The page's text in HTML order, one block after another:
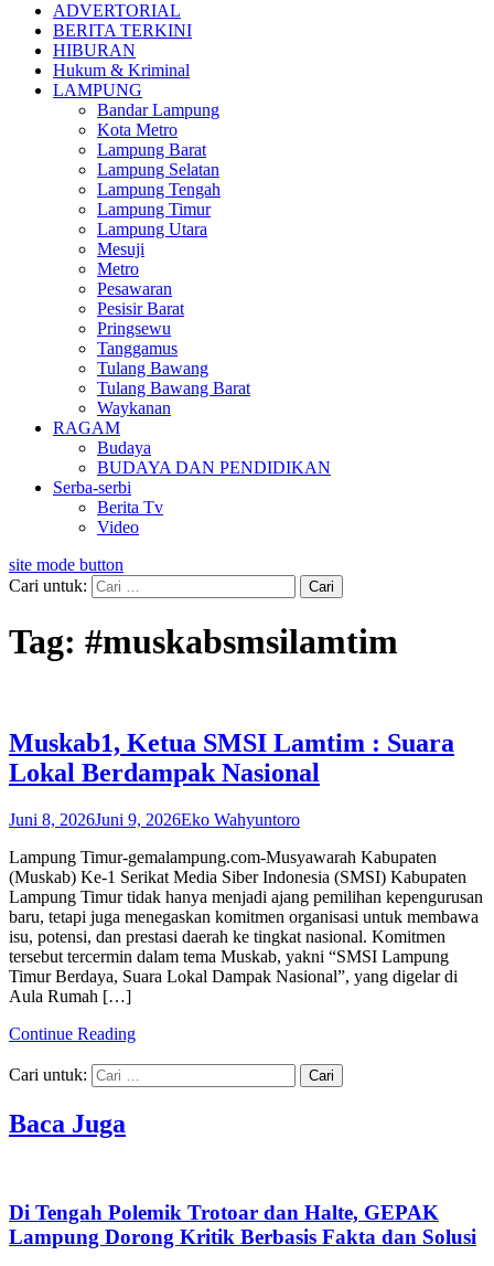
ADVERTORIAL
BERITA TERKINI
HIBURAN
Hukum & Kriminal
LAMPUNG
Bandar Lampung
Kota Metro
Lampung Barat
Lampung Selatan
Lampung Tengah
Lampung Timur
Lampung Utara
Mesuji
Metro
Pesawaran
Pesisir Barat
Pringsewu
Tanggamus
Tulang Bawang
Tulang Bawang Barat
Waykanan
RAGAM
Budaya
BUDAYA DAN PENDIDIKAN
Serba-serbi
Berita Tv
Video
site mode button
Cari untuk:
Tag: #muskabsmsilamtim
Muskab1, Ketua SMSI Lamtim : Suara
Lokal Berdampak Nasional
Juni 8, 2026Juni 9, 2026Eko Wahyuntoro
Lampung Timur-gemalampung.com-Musyawarah Kabupaten
(Muskab) Ke-1 Serikat Media Siber Indonesia (SMSI) Kabupaten
Lampung Timur tidak hanya menjadi ajang pemilihan kepengurusan
baru, tetapi juga menegaskan komitmen organisasi untuk membawa
isu, potensi, dan prestasi daerah ke tingkat nasional. Komitmen
tersebut tercermin dalam tema Muskab, yakni “SMSI Lampung
Timur Berdaya, Suara Lokal Dampak Nasional”, yang digelar di
Aula Rumah […]
Continue Reading
Cari untuk:
Baca Juga
Di Tengah Polemik Trotoar dan Halte, GEPAK
Lampung Dorong Kritik Berbasis Fakta dan Solusi